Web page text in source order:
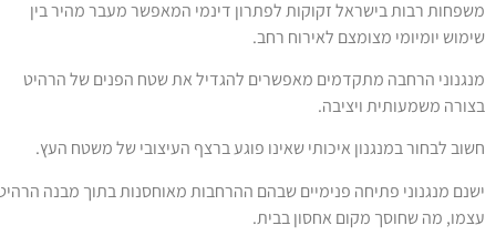
רבות בישראל זקוקות לפתרון דינמי המאפשר מעבר מהיר בין
יומיומי מצומצם לאירוח רחב.
הרחבה מתקדמים מאפשרים להגדיל את שטח הפנים של הרהיט
משמעותית ויציבה.
לבחור במנגנון איכותי שאינו פוגע ברצף העיצובי של משטח העץ.
מנגנוני פתיחה פנימיים שבהם ההרחבות מאוחסנות בתוך מבנה הרהיט
מה שחוסך מקום אחסון בבית.